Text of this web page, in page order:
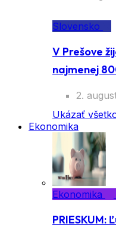
Slovensko
V Prešove
najmenej
2.
Ukázať
Ekonomika
Ekonomika